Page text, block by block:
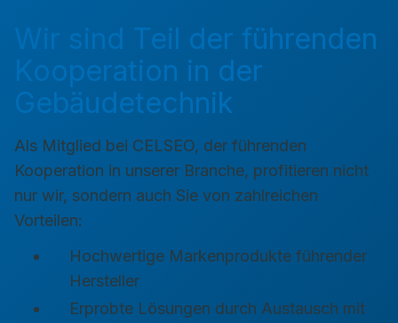
Wir sind Teil der führenden
Kooperation in der
Gebäudetechnik
Als Mitglied bei CELSEO, der führenden
Kooperation in unserer Branche, profitieren nicht
nur wir, sondern auch Sie von zahlreichen
Vorteilen:
Hochwertige Markenprodukte führender
Hersteller
Erprobte Lösungen durch Austausch mit